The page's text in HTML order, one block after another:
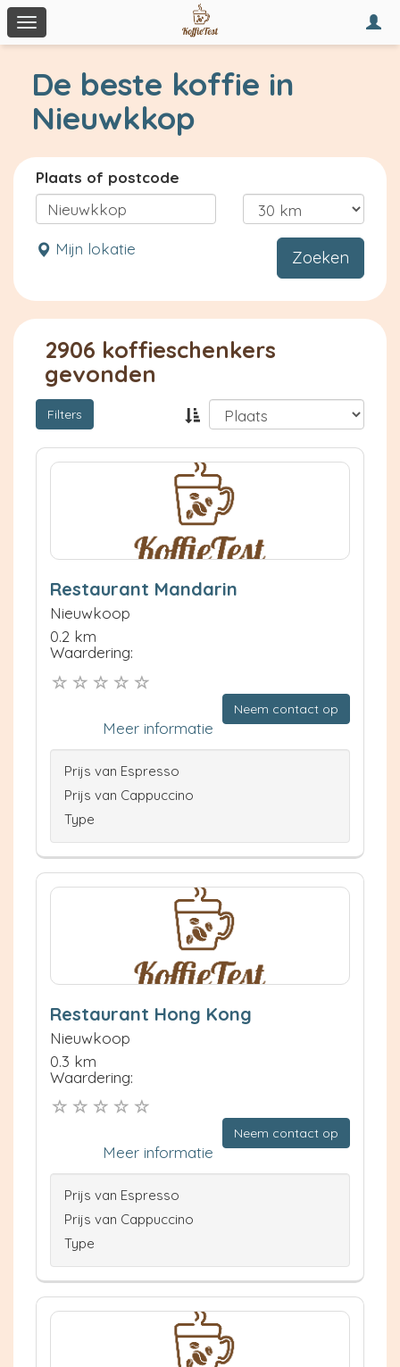
Toggle
navigation
De beste koffie in
Nieuwkkop
Plaats of postcode
Mijn lokatie Zoeken
2906 koffieschenkers
gevonden
Filters
Restaurant Mandarin
Nieuwkoop
0.2 km
Waardering:
Neem contact op
Meer informatie
Prijs van Espresso
Prijs van Cappuccino
Type
Restaurant Hong Kong
Nieuwkoop
0.3 km
Waardering:
Neem contact op
Meer informatie
Prijs van Espresso
Prijs van Cappuccino
Type